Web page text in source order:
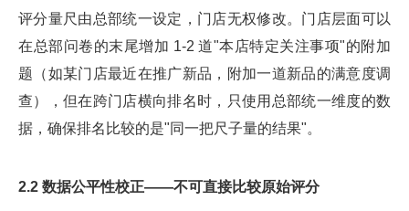
评分量尺由总部统一设定，门店无权修改。门店层面可以
在总部问卷的末尾增加 1-2 道"本店特定关注事项"的附加
题（如某门店最近在推广新品，附加一道新品的满意度调
查），但在跨门店横向排名时，只使用总部统一维度的数
据，确保排名比较的是"同一把尺子量的结果"。
2.2 数据公平性校正——不可直接比较原始评分